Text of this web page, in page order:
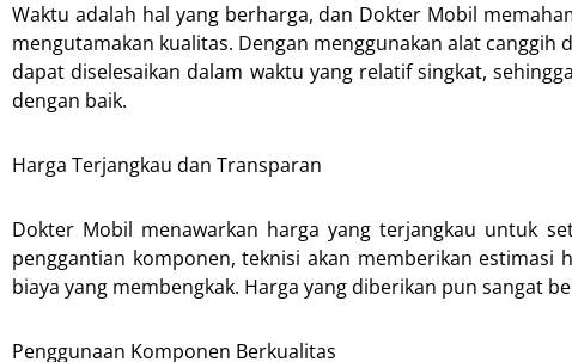
Waktu adalah hal yang berharga, dan Dokter Mobil
mengutamakan kualitas. Dengan menggunakan alat
dapat diselesaikan dalam waktu yang relatif singkat,
dengan baik.
Harga Terjangkau dan Transparan
Dokter Mobil menawarkan harga yang terjangkau untuk
penggantian komponen, teknisi akan memberikan
biaya yang membengkak. Harga yang diberikan pun sangat
Penggunaan Komponen Berkualitas